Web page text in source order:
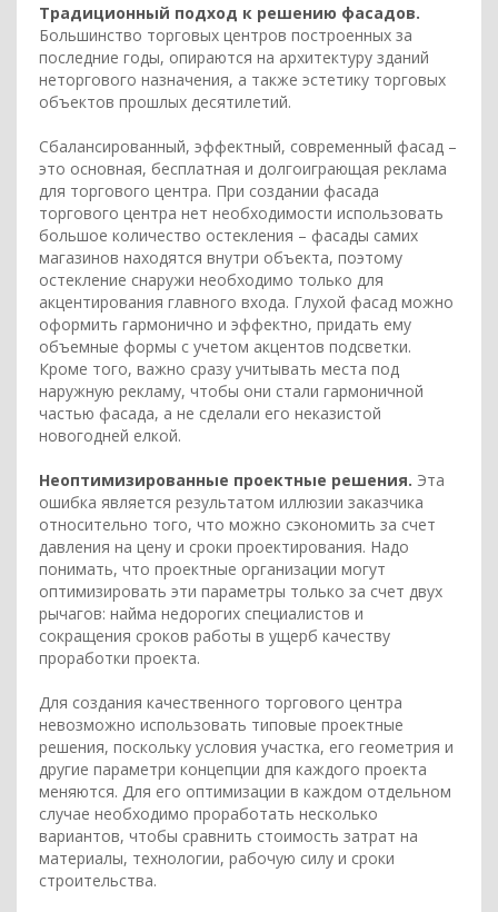
Традиционный подход к решению фасадов.
Большинство торговых центров построенных за
последние годы, опираются на архитектуру зданий
неторгового назначения, а также эстетику торговых
объектов прошлых десятилетий.
Сбалансированный, эффектный, современный фасад –
это основная, бесплатная и долгоиграющая реклама
для торгового центра. При создании фасада
торгового центра нет необходимости использовать
большое количество остекления – фасады самих
магазинов находятся внутри объекта, поэтому
остекление снаружи необходимо только для
акцентирования главного входа. Глухой фасад можно
оформить гармонично и эффектно, придать ему
объемные формы с учетом акцентов подсветки.
Кроме того, важно сразу учитывать места под
наружную рекламу, чтобы они стали гармоничной
частью фасада, а не сделали его неказистой
новогодней елкой.
Неоптимизированные проектные решения. Эта
ошибка является результатом иллюзии заказчика
относительно того, что можно сэкономить за счет
давления на цену и сроки проектирования. Надо
понимать, что проектные организации могут
оптимизировать эти параметры только за счет двух
рычагов: найма недорогих специалистов и
сокращения сроков работы в ущерб качеству
проработки проекта.
Для создания качественного торгового центра
невозможно использовать типовые проектные
решения, поскольку условия участка, его геометрия и
другие параметри концепции дпя каждого проекта
меняются. Для его оптимизации в каждом отдельном
случае необходимо проработать несколько
вариантов, чтобы сравнить стоимость затрат на
материалы, технологии, рабочую силу и сроки
строительства.